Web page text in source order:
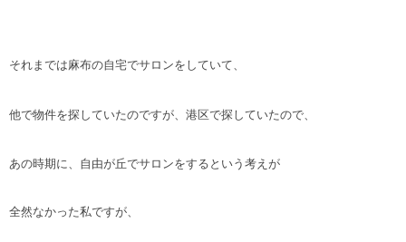
それまでは麻布の自宅でサロンをしていて、
他で物件を探していたのですが、港区で探していたので、
あの時期に、自由が丘でサロンをするという考えが
全然なかった私ですが、